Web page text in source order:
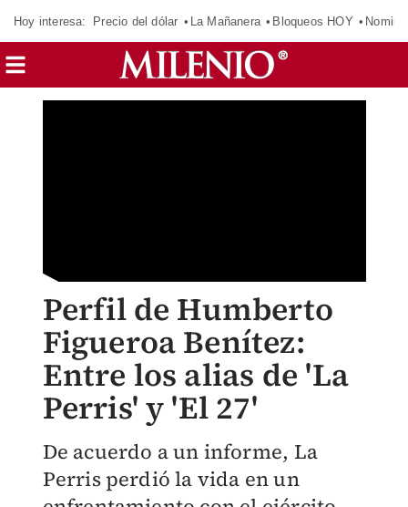
Hoy interesa: Precio del dólar La Mañanera Bloqueos HOY
Perfil de Humberto
Figueroa Benítez:
Entre los alias de 'La
Perris' y 'El 27'
De acuerdo a un informe, La
Perris perdió la vida en un